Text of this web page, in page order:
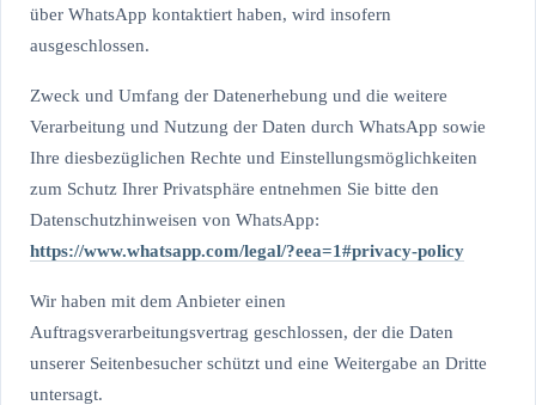
über WhatsApp kontaktiert haben, wird insofern
ausgeschlossen.
Zweck und Umfang der Datenerhebung und die weitere
Verarbeitung und Nutzung der Daten durch WhatsApp sowie
Ihre diesbezüglichen Rechte und Einstellungsmöglichkeiten
zum Schutz Ihrer Privatsphäre entnehmen Sie bitte den
Datenschutzhinweisen von WhatsApp:
https://www.whatsapp.com/legal/?eea=1#privacy-policy
Wir haben mit dem Anbieter einen
Auftragsverarbeitungsvertrag geschlossen, der die Daten
unserer Seitenbesucher schützt und eine Weitergabe an Dritte
untersagt.